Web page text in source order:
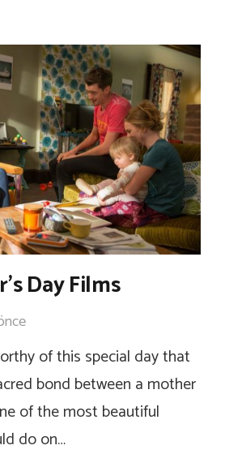
Day Films
of this special day that
bond between a mother
of the most beautiful
do on…